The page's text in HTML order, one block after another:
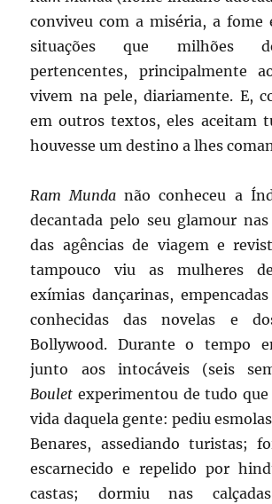
conviveu com a miséria, a fome
situações que milhões
pertencentes, principalmente
vivem na pele, diariamente. E,
em outros textos, eles aceitam
houvesse um destino a lhes
Ram Munda não conheceu a
decantada pelo seu glamour nas
das agências de viagem e
tampouco viu as mulheres
exímias dançarinas,
conhecidas das novelas e
Bollywood. Durante o tempo
junto aos intocáveis (seis
Boulet experimentou de tudo
vida daquela gente: pediu
Benares, assediando turistas;
escarnecido e repelido por
castas; dormiu nas